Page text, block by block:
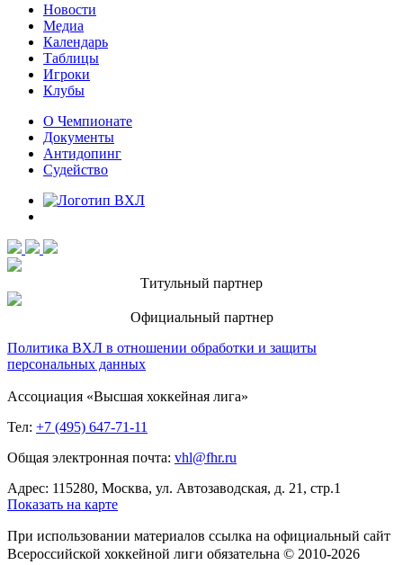
Новости
Медиа
Календарь
Таблицы
Игроки
Клубы
О Чемпионате
Документы
Антидопинг
Судейство
Титульный партнер
Официальный партнер
Политика ВХЛ в отношении обработки и защиты
персональных данных
Ассоциация «Высшая хоккейная лига»
Тел: +7 (495) 647-71-11
Общая электронная почта: vhl@fhr.ru
Адрес: 115280, Москва, ул. Автозаводская, д. 21, стр.1
Показать на карте
При использовании материалов ссылка на официальный сайт
Всероссийской хоккейной лиги обязательна © 2010-2026